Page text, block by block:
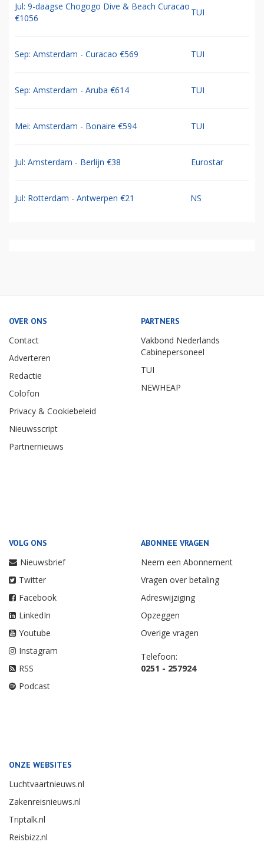
Jul: 9-daagse Chogogo Dive & Beach Curacao
€1056
TUI
Sep: Amsterdam - Curacao €569 TUI
Sep: Amsterdam - Aruba €614 TUI
Mei: Amsterdam - Bonaire €594 TUI
Jul: Amsterdam - Berlijn €38 Eurostar
Jul: Rotterdam - Antwerpen €21 NS
OVER ONS
Contact
Adverteren
Redactie
Colofon
Privacy & Cookiebeleid
Nieuwsscript
Partnernieuws
PARTNERS
Vakbond Nederlands
Cabinepersoneel
TUI
NEWHEAP
VOLG ONS
Nieuwsbrief
Twitter
Facebook
LinkedIn
Youtube
Instagram
RSS
Podcast
ABONNEE VRAGEN
Neem een Abonnement
Vragen over betaling
Adreswijziging
Opzeggen
Overige vragen
Telefoon:
0251 - 257924
ONZE WEBSITES
Luchtvaartnieuws.nl
Zakenreisnieuws.nl
Triptalk.nl
Reisbizz.nl